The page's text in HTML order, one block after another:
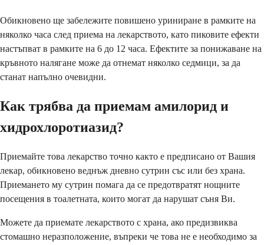
Обикновено ще забележите повишено уриниране в рамките на
няколко часа след приема на лекарството, като пиковите ефекти
настъпват в рамките на 6 до 12 часа. Ефектите за понижаване на
кръвното налягане може да отнемат няколко седмици, за да
станат напълно очевидни.
Как трябва да приемам амилорид и
хидрохлоротиазид?
Приемайте това лекарство точно както е предписано от Вашия
лекар, обикновено веднъж дневно сутрин със или без храна.
Приемането му сутрин помага да се предотвратят нощните
посещения в тоалетната, които могат да нарушат съня Ви.
Можете да приемате лекарството с храна, ако предизвиква
стомашно неразположение, въпреки че това не е необходимо за